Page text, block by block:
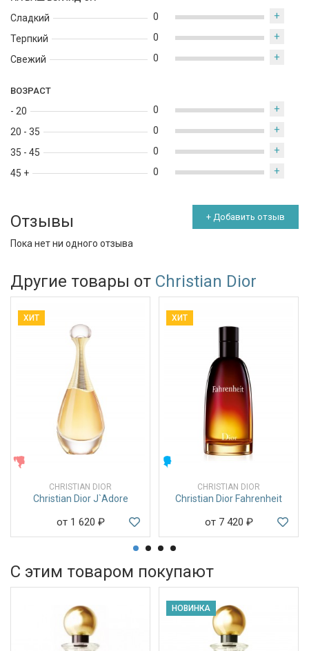
Сладкий
Терпкий
Свежий
0 +
0 +
0 +
ВОЗРАСТ
- 20
20 - 35
35 - 45
45 +
0 +
0 +
0 +
0 +
Отзывы + Добавить отзыв
Пока нет ни одного отзыва
Другие товары от Christian Dior
ХИТ
CHRISTIAN DIOR
Christian Dior J`Adore
от 1 620 ₽
ХИТ
CHRISTIAN DIOR
Christian Dior Fahrenheit
от 7 420 ₽
С этим товаром покупают
НОВИНКА